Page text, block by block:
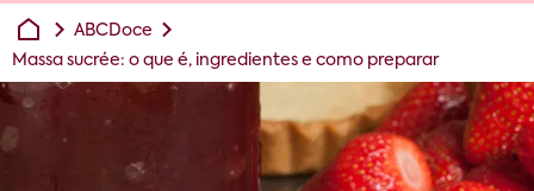
ABCDoce
Massa sucrée: o que é, ingredientes e como preparar